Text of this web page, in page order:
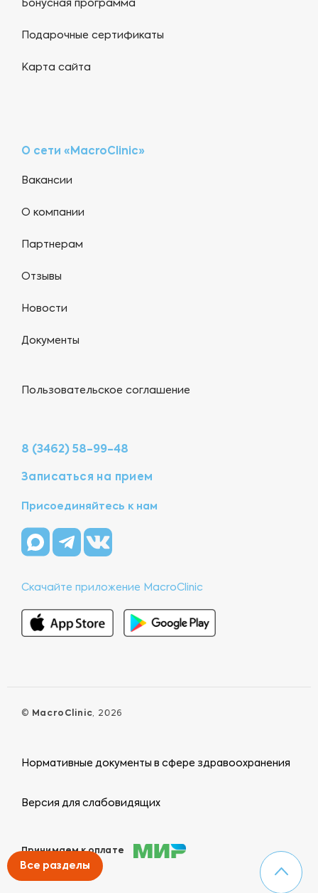
Бонусная программа
Подарочные сертификаты
Карта сайта
О сети «MacroClinic»
Вакансии
О компании
Партнерам
Отзывы
Новости
Документы
Пользовательское соглашение
8 (3462) 58-99-48
Записаться на прием
Присоединяйтесь к нам
Скачайте приложение MacroClinic
© MacroClinic, 2026
Нормативные документы в сфере здравоохранения
Версия для слабовидящих
Принимаем к оплате
Все разделы